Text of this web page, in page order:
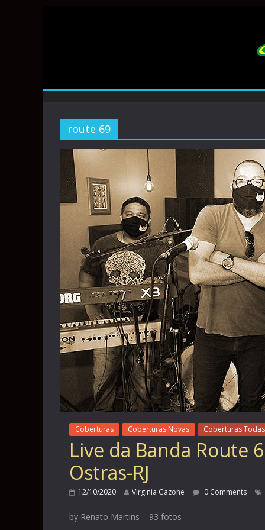
route 69
Coberturas Coberturas Novas Coberturas Todas
Live da Banda Route
Ostras-RJ
12/10/2020 Virginia Gazone 0 Comments
by Renato Martins – 93 fotos